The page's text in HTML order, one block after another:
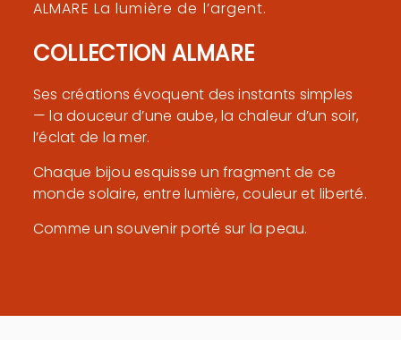
ALMARE La lumière de l’argent.
COLLECTION ALMARE
Ses créations évoquent des instants simples
— la douceur d’une aube, la chaleur d’un soir,
l’éclat de la mer.
Chaque bijou esquisse un fragment de ce
monde solaire, entre lumière, couleur et liberté.
Comme un souvenir porté sur la peau.